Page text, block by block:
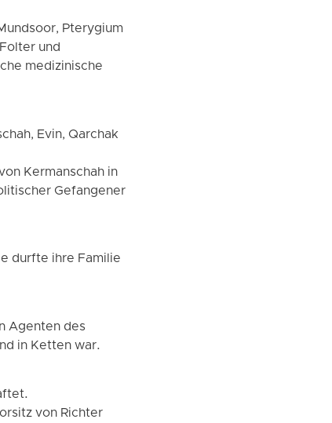
Pterygium
und
medizinische
Evin, Qarchak
Kermanschah in
Gefangener
durfte ihre Familie
Agenten des
in Ketten war.
von Richter